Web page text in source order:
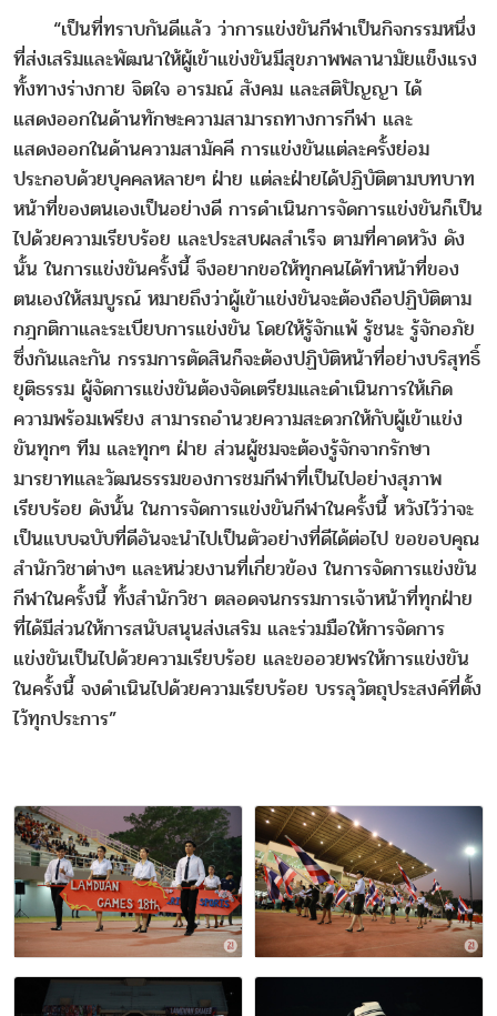
“เป็นที่ทราบกันดีแล้ว ว่าการแข่งขันกีฬาเป็นกิจกรรมหนึ่ง
ที่ส่งเสริมและพัฒนาให้ผู้เข้าแข่งขันมีสุขภาพพลานามัยแข็งแรง
ทั้งทางร่างกาย จิตใจ อารมณ์ สังคม และสติปัญญา ได้
แสดงออกในด้านทักษะความสามารถทางการกีฬา และ
แสดงออกในด้านความสามัคคี การแข่งขันแต่ละครั้งย่อม
ประกอบด้วยบุคคลหลายๆ ฝ่าย แต่ละฝ่ายได้ปฏิบัติตามบทบาท
หน้าที่ของตนเองเป็นอย่างดี การดำเนินการจัดการแข่งขันก็เป็น
ไปด้วยความเรียบร้อย และประสบผลสำเร็จ ตามที่คาดหวัง ดัง
นั้น ในการแข่งขันครั้งนี้ จึงอยากขอให้ทุกคนได้ทำหน้าที่ของ
ตนเองให้สมบูรณ์ หมายถึงว่าผู้เข้าแข่งขันจะต้องถือปฏิบัติตาม
กฎกติกาและระเบียบการแข่งขัน โดยให้รู้จักแพ้ รู้ชนะ รู้จักอภัย
ซึ่งกันและกัน กรรมการตัดสินก็จะต้องปฏิบัติหน้าที่อย่างบริสุทธิ์
ยุติธรรม ผู้จัดการแข่งขันต้องจัดเตรียมและดำเนินการให้เกิด
ความพร้อมเพรียง สามารถอำนวยความสะดวกให้กับผู้เข้าแข่ง
ขันทุกๆ ทีม และทุกๆ ฝ่าย ส่วนผู้ชมจะต้องรู้จักจากรักษา
มารยาทและวัฒนธรรมของการชมกีฬาที่เป็นไปอย่างสุภาพ
เรียบร้อย ดังนั้น ในการจัดการแข่งขันกีฬาในครั้งนี้ หวังไว้ว่าจะ
เป็นแบบฉบับที่ดีอันจะนำไปเป็นตัวอย่างที่ดีได้ต่อไป ขอขอบคุณ
สำนักวิชาต่างๆ และหน่วยงานที่เกี่ยวข้อง ในการจัดการแข่งขัน
กีฬาในครั้งนี้ ทั้งสำนักวิชา ตลอดจนกรรมการเจ้าหน้าที่ทุกฝ่าย
ที่ได้มีส่วนให้การสนับสนุนส่งเสริม และร่วมมือให้การจัดการ
แข่งขันเป็นไปด้วยความเรียบร้อย และขออวยพรให้การแข่งขัน
ในครั้งนี้ จงดำเนินไปด้วยความเรียบร้อย บรรลุวัตถุประสงค์ที่ตั้ง
ไว้ทุกประการ”